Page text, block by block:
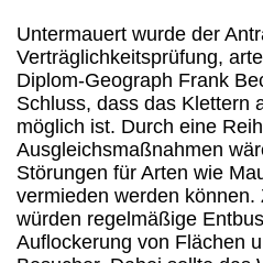
Untermauert wurde der
Verträglichkeitsprüfung,
Diplom-Geograph Frank
Schluss, dass das Klettern
möglich ist. Durch eine
Ausgleichsmaßnahmen
Störungen für Arten wie
vermieden werden
würden regelmäßige
Auflockerung von Flächen